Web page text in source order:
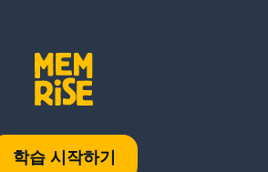
학습 시작하기